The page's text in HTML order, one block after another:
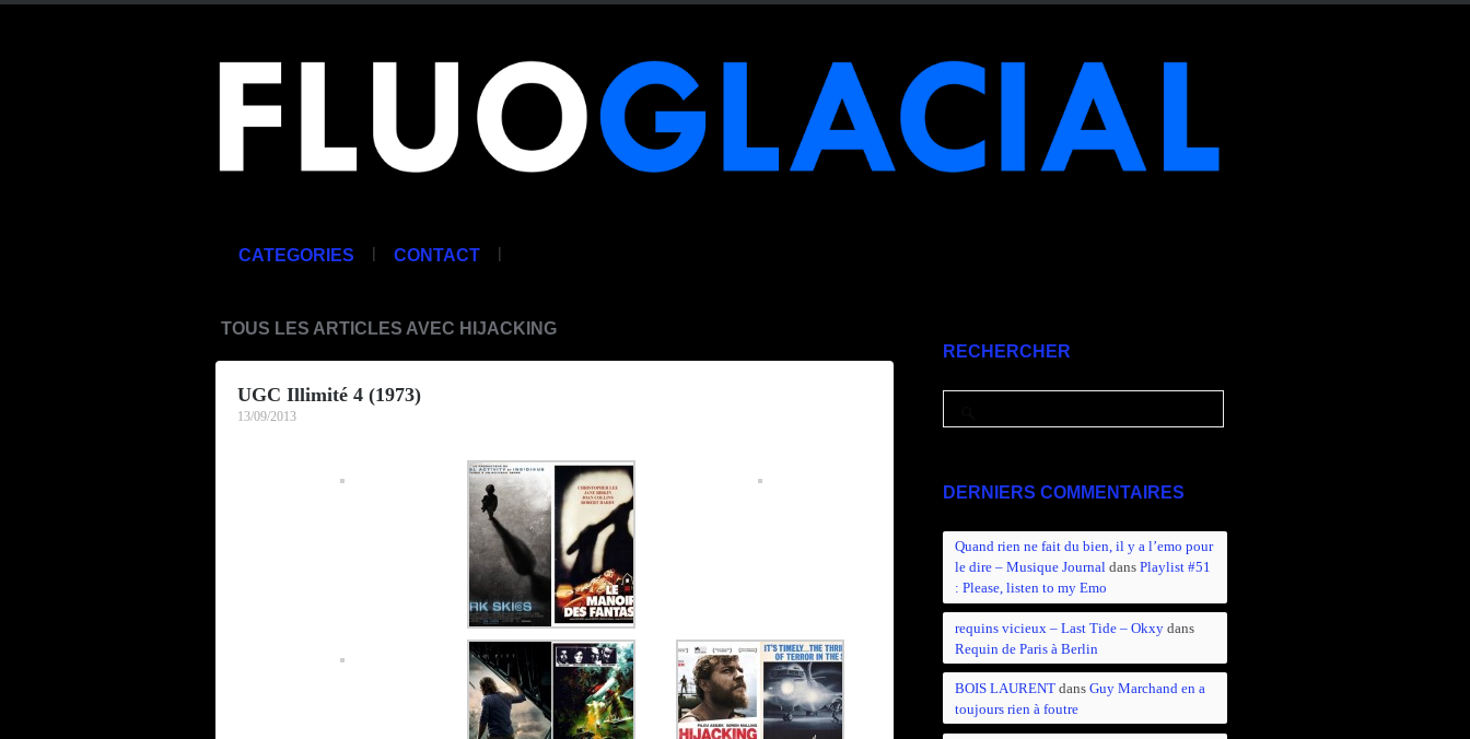
CATEGORIES | CONTACT |
TOUS LES ARTICLES AVEC HIJACKING
UGC Illimité 4 (1973)
13/09/2013
RECHERCHER
DERNIERS COMMENTAIRES
Quand rien ne fait du bien, il y a l’emo pour
le dire – Musique Journaldans Playlist #51
: Please, listen to my Emo
requins vicieux – Last Tide – Okxydans
Requin de Paris à Berlin
BOIS LAURENTdans Guy Marchand en a
toujours rien à foutre